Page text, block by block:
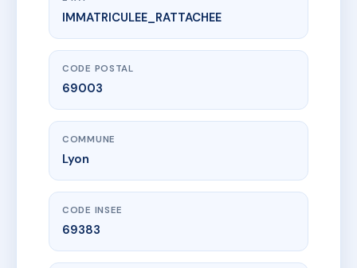
www.vme.plus/AC6568430
SDC 320 LAFAYETTE
320 crs lafayette
IMMATRICULEE_RATTACHEE
CODE POSTAL
69003
COMMUNE
Lyon
CODE INSEE
69383